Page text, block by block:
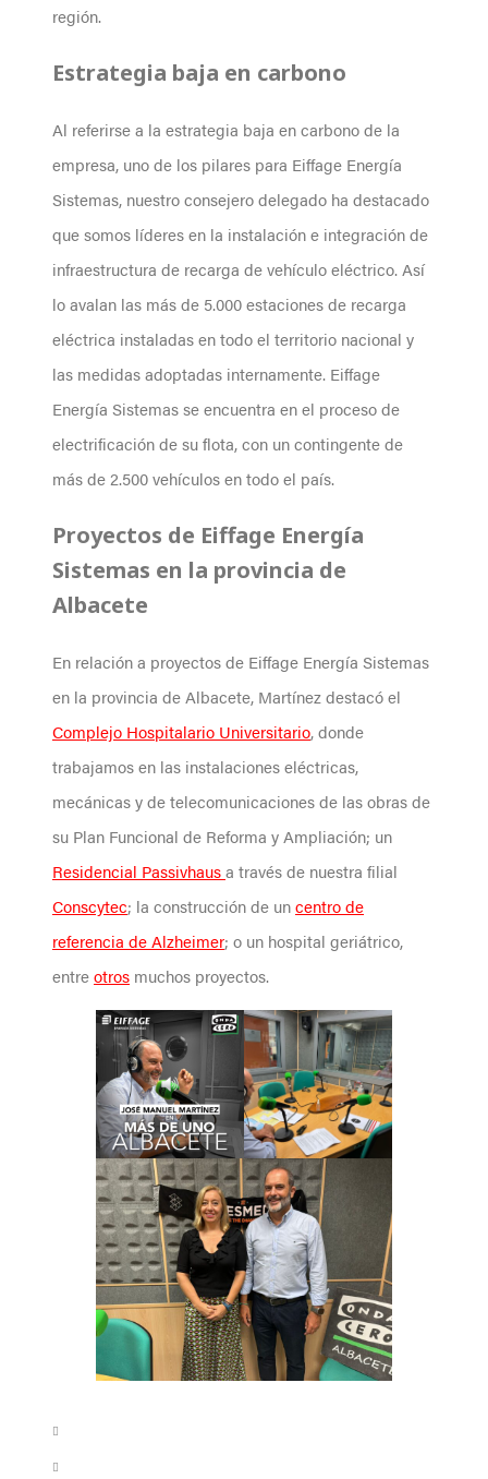
región.
Estrategia baja en carbono
Al referirse a la estrategia baja en carbono de la
empresa, uno de los pilares para Eiffage Energía
Sistemas, nuestro consejero delegado ha destacado
que somos líderes en la instalación e integración de
infraestructura de recarga de vehículo eléctrico. Así
lo avalan las más de 5.000 estaciones de recarga
eléctrica instaladas en todo el territorio nacional y
las medidas adoptadas internamente. Eiffage
Energía Sistemas se encuentra en el proceso de
electrificación de su flota, con un contingente de
más de 2.500 vehículos en todo el país.
Proyectos de Eiffage Energía
Sistemas en la provincia de
Albacete
En relación a proyectos de Eiffage Energía Sistemas
en la provincia de Albacete, Martínez destacó el
Complejo Hospitalario Universitario, donde
trabajamos en las instalaciones eléctricas,
mecánicas y de telecomunicaciones de las obras de
su Plan Funcional de Reforma y Ampliación; un
Residencial Passivhausa través de nuestra filial
Conscytec; la construcción de uncentro de
referencia de Alzheimer; o un hospital geriátrico,
entreotros muchos proyectos.